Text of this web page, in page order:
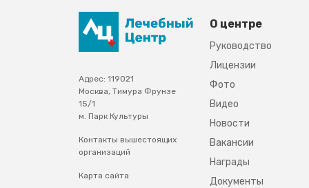
Адрес: 119021
Москва, Тимура Фрунзе
15/1
м. Парк Культуры
Контакты вышестоящих
организаций
Карта сайта
О центре
Руководство
Лицензии
Фото
Видео
Новости
Вакансии
Награды
Документы